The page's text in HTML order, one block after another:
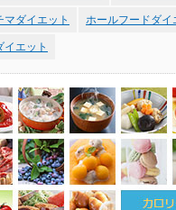
マダイエット ホールフードダイ
イエット